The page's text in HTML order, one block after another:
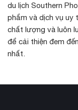
du lịch Southern
phẩm và dịch vụ uy
chất lượng và luôn
để cải thiện đem
nhất.